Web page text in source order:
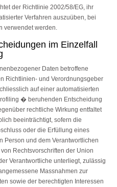
der Richtlinie 2002/58/EG, ihr
Verfahren auszuüben, bei
verwendet werden.
im Einzelfall
Daten betroffene
Richtlinien- und Verordnungsgeber
auf einer automatisierten
� beruhenden Entscheidung
rechtliche Wirkung entfaltet
beeinträchtigt, sofern die
oder die Erfüllung eines
Person und dem Verantwortlichen
Rechtsvorschriften der Union
Verantwortliche unterliegt, zulässig
Massnahmen zur
sowie der berechtigten Interessen